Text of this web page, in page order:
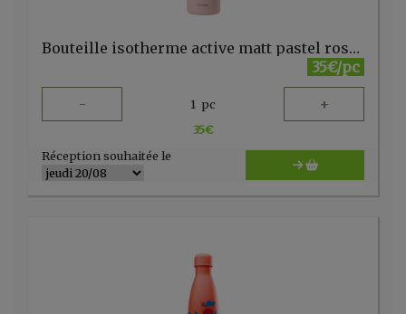
Bouteille isotherme active matt pastel rose 1000mll Qwetch)
35€/pc
- 1 pc +
35€
Réception souhaitée le